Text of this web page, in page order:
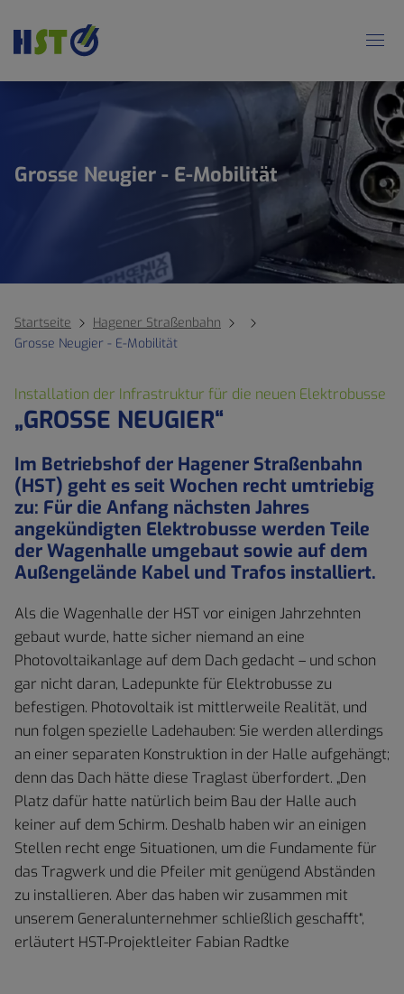
Grosse Neugier - E-Mobilität
Startseite
Hagener Straßenbahn
Grosse Neugier - E-Mobilität
Installation der Infrastruktur für die neuen Elektrobusse
„GROSSE NEUGIER“
Im Betriebshof der Hagener Straßenbahn
(HST) geht es seit Wochen recht umtriebig
zu: Für die Anfang nächsten Jahres
angekündigten Elektrobusse werden Teile
der Wagenhalle umgebaut sowie auf dem
Außengelände Kabel und Trafos installiert.
Als die Wagenhalle der HST vor einigen Jahrzehnten
gebaut wurde, hatte sicher niemand an eine
Photovoltaikanlage auf dem Dach gedacht – und schon
gar nicht daran, Ladepunkte für Elektrobusse zu
befestigen. Photovoltaik ist mittlerweile Realität, und
nun folgen spezielle Ladehauben: Sie werden allerdings
an einer separaten Konstruktion in der Halle aufgehängt;
denn das Dach hätte diese Traglast überfordert. „Den
Platz dafür hatte natürlich beim Bau der Halle auch
keiner auf dem Schirm. Deshalb haben wir an einigen
Stellen recht enge Situationen, um die Fundamente für
das Tragwerk und die Pfeiler mit genügend Abständen
zu installieren. Aber das haben wir zusammen mit
unserem Generalunternehmer schließlich geschafft“,
erläutert HST-Projektleiter Fabian Radtke